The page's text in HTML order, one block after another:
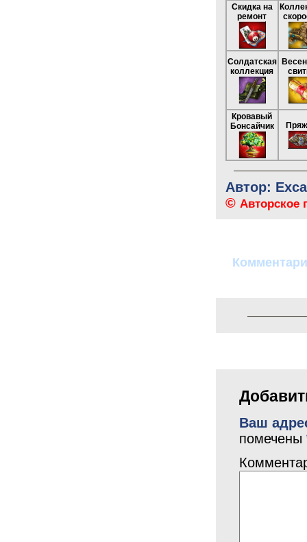
Скидка на
ремонт
Солдатская
коллекция
Кровавый
Бонсайчик
Автор:
© Авторское
Ваш
помечены